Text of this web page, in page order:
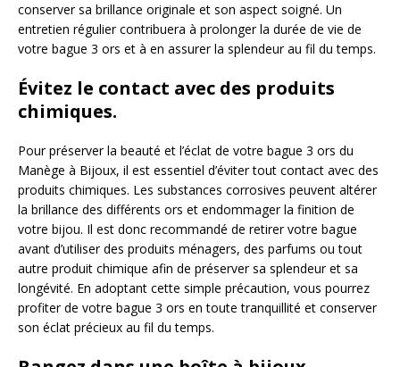
conserver sa brillance originale et son aspect soigné. Un
entretien régulier contribuera à prolonger la durée de vie de
votre bague 3 ors et à en assurer la splendeur au fil du temps.
Évitez le contact avec des produits
chimiques.
Pour préserver la beauté et l’éclat de votre bague 3 ors du
Manège à Bijoux, il est essentiel d’éviter tout contact avec des
produits chimiques. Les substances corrosives peuvent altérer
la brillance des différents ors et endommager la finition de
votre bijou. Il est donc recommandé de retirer votre bague
avant d’utiliser des produits ménagers, des parfums ou tout
autre produit chimique afin de préserver sa splendeur et sa
longévité. En adoptant cette simple précaution, vous pourrez
profiter de votre bague 3 ors en toute tranquillité et conserver
son éclat précieux au fil du temps.